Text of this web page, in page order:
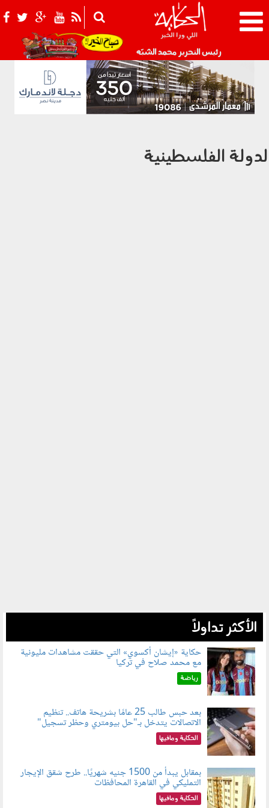
رئيس التحرير محمد الشبّه 021_2.png
الفلسطينية
الأكثر تداولاً
080802.jpg
حكاية «إيشان أكسوي» التي حققت مشاهدات مليونية
مع محمد صلاح في تركيا
رياضة
080803.jpg
بعد حبس طالب 25 عامًا بشريحة هاتف.. تنظيم
الاتصالات يتدخل بـ"حل بيومتري وحظر تسجيل"
الحكاية ومافيها
080801.jpg
بمقابل يبدأ من 1500 جنيه شهريًا.. طرح شقق الإيجار
التمليكي في القاهرة المحافظات
الحكاية ومافيها